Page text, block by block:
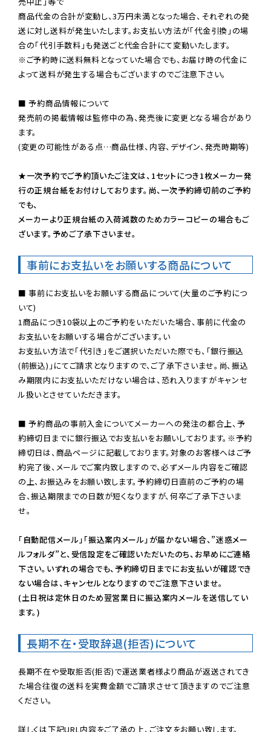
商品代金の合計が変動し、3万円未満となった場合、それぞれの発
送に対し送料が発生いたします。お支払い方法が「代金引換」の場
※ご予約時に送料無料となっていた場合でも、お届け時の代金に
よって送料が発生する場合もございますのでご注意下さい。
■ 予約商品情報について
発売前の掲載情報は監修中の為、発売後に変更となる場合があり
ます。
(変更の可能性がある点…商品仕様、内容、デザイン、発売時期等)
★一次予約でご予約頂いたご注文は、1セットにつき1枚メーカー発
行の正規台紙をお付けしております。尚、一次予約締切前のご予約
でも、
メーカーより正規台紙の入荷減数のためカラーコピーの場合もご
ざいます。予めご了承下さいませ。
事前にお支払いをお願いする商品について
■ 事前にお支払いをお願いする商品について(大量のご予約につ
いて)
1商品につき10袋以上のご予約をいただいた場合、事前に代金の
お支払いをお願いする場合がございます。い
お支払い方法で「代引き」をご選択いただいた際でも、「銀行振込
(前振込)」にてご請求となりますので、ご了承下さいませ。尚、振込
み期限内にお支払いただけない場合は、恐れ入りますがキャンセ
ル扱いとさせていただきます。
■ 予約商品の事前入金についてメーカーへの発注の都合上、予
約締切日までに銀行振込でお支払いをお願いしております。※予約
締切日は、商品ページに記載しております。対象のお客様へはご予
約完了後、メールでご案内致しますので、必ずメール内容をご確認
の上、お振込みをお願い致します。予約締切日直前のご予約の場
合、振込期限までの日数が短くなりますが、何卒ご了承下さいま
せ。
「自動配信メール」「振込案内メール」が届かない場合、”迷惑メー
ルフォルダ”と、受信設定をご確認いただいたのち、お早めにご連絡
下さい。いずれの場合でも、予約締切日までにお支払いが確認でき
ない場合は、キャンセルとなりますのでご注意下さいませ。
(土日祝は定休日のため翌営業日に振込案内メールを送信してい
ます。)
長期不在・受取辞退(拒否)について
長期不在や受取拒否(拒否)で運送業者様より商品が返送されてき
た場合往復の送料を実費金額でご請求させて頂きますのでご注意
ください。